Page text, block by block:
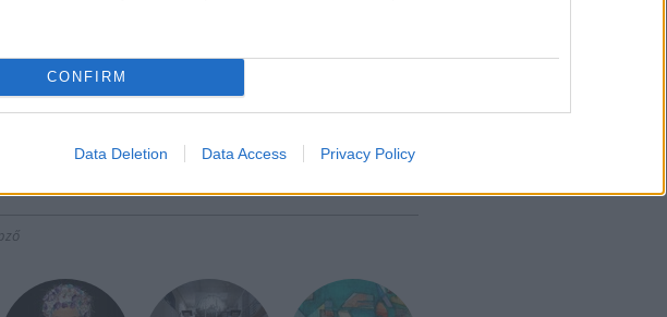
CONFIRM
Data Deletion Data Access Privacy Policy
című kiállítás február 17-ig látható.